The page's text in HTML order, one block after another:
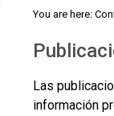
You are here:
Las
información